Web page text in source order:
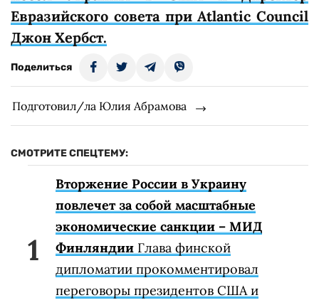
Евразийского совета при Atlantic Council
Джон Хербст.
Поделиться
Подготовил/ла Юлия Абрамова
СМОТРИТЕ СПЕЦТЕМУ:
Вторжение России в Украину
повлечет за собой масштабные
экономические санкции – МИД
Финляндии Глава финской
дипломатии прокомментировал
переговоры президентов США и